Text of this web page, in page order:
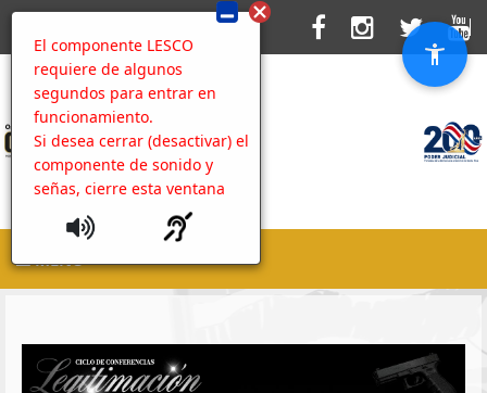
El componente LESCO
requiere de algunos
segundos para entrar en
funcionamiento.
Si desea cerrar (desactivar) el
componente de sonido y
señas, cierre esta ventana
MENU